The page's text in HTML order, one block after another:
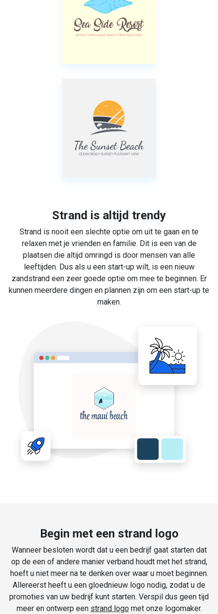
Strand is altijd trendy
Strand is nooit een slechte optie om uit te gaan en te
relaxen met je vrienden en familie. Dit is een van de
plaatsen die altijd omringd is door mensen van alle
leeftijden. Dus als u een start-up wilt, is een nieuw
zandstrand een zeer goede optie om mee te beginnen. Er
kunnen meerdere dingen en plannen zijn om een start-up te
maken.
Begin met een strand logo
Wanneer besloten wordt dat u een bedrijf gaat starten dat
op de een of andere manier verband houdt met het strand,
hoeft u niet meer na te denken over waar u moet beginnen.
Allereerst heeft u een gloednieuw logo nodig, zodat u de
promoties van uw bedrijf kunt starten. Verspil dus geen tijd
meer en ontwerp een strand logomet onze logomaker.